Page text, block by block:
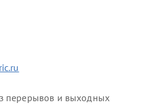
перерывов и выходных